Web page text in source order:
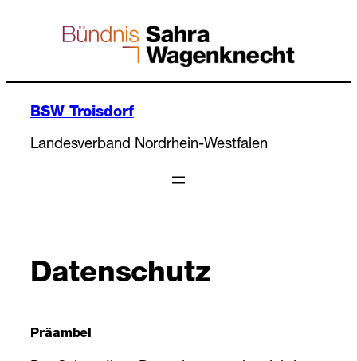
BSW Troisdorf
Landesverband Nordrhein-Westfalen
Datenschutz
Präambel